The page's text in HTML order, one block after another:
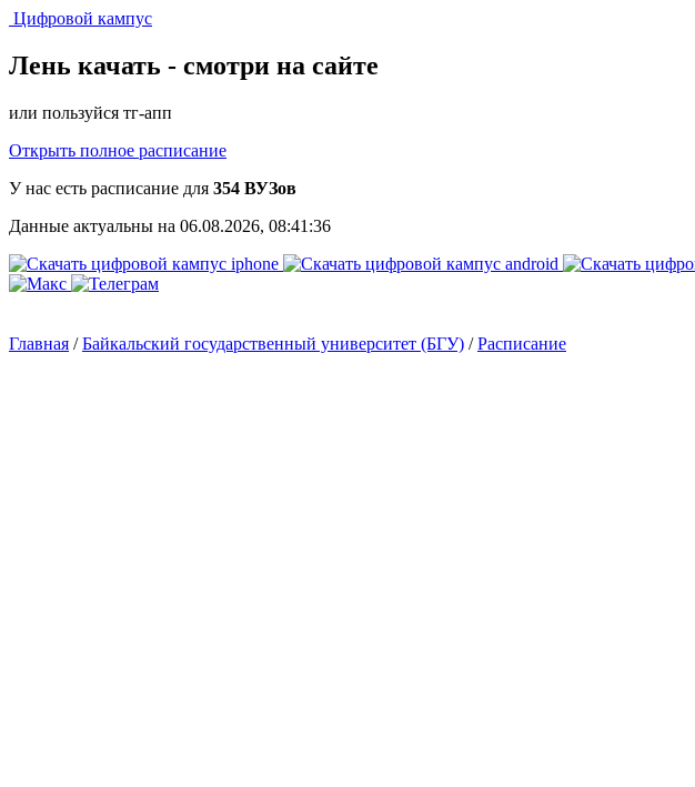
Цифровой кампус
Лень качать - смотри на сайте
или пользуйся тг-апп
Открыть полное расписание
У нас есть расписание для 354 ВУЗов
Данные актуальны на 06.08.2026, 08:41:36
Главная /Байкальский государственный университет (БГУ) /Расписание